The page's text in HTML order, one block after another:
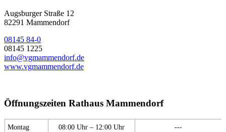
Augsburger Straße 12
82291 Mammendorf
08145 84-0
08145 1225
info@vgmammendorf.de
www.vgmammendorf.de
Öffnungszeiten Rathaus Mammendorf
Montag 08:00 Uhr – 12:00 Uhr ---